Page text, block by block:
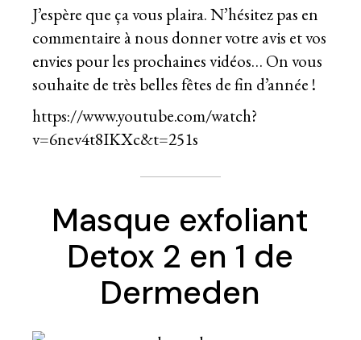
J’espère que ça vous plaira. N’hésitez pas en
commentaire à nous donner votre avis et vos
envies pour les prochaines vidéos… On vous
souhaite de très belles fêtes de fin d’année !
https://www.youtube.com/watch?
v=6nev4t8IKXc&t=251s
Masque exfoliant
Detox 2 en 1 de
Dermeden